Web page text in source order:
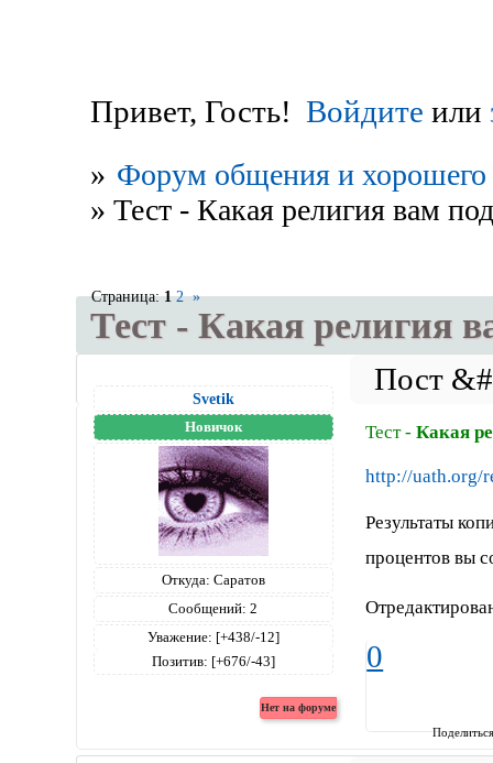
Привет, Гость! Войдите или
» Форум общения и хорошего
» Тест - Какая религия вам
Тест - Какая религия
Страница:1 2 »
Svetik
Новичок
Откуда: Саратов
Сообщений: 2
Уважение: [+438/-12]
Позитив: [+676/-43]
Тест -Какая
http://uath.org/
Результаты
процентов вы
0